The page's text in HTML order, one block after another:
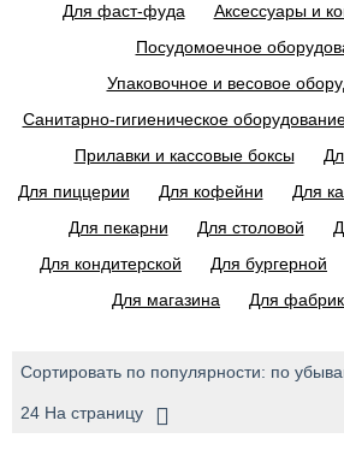
Для фаст-фуда
Аксессуары и
Посудомоечное
Упаковочное и весовое
Санитарно-гигиеническое
Прилавки и кассовые боксы
Для пиццерии
Для кофейни Для
Для пекарни
Для столовой
Для кондитерской
Для бургерной
Для магазина
Для
Сортировать по популярности: по
24 На страницу